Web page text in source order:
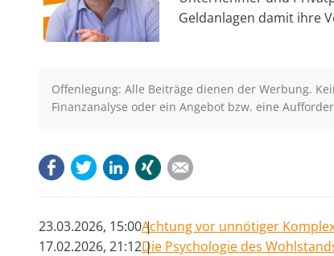
Geldanlagen damit ihre
Offenlegung: Alle Beiträge dienen der Werbung.
Finanzanalyse oder ein Angebot bzw. eine
FacebookTwitterLinkedIn
Xing
23.03.2026, 15:00Achtung vor unnötiger
17.02.2026, 21:12Die Psychologie des